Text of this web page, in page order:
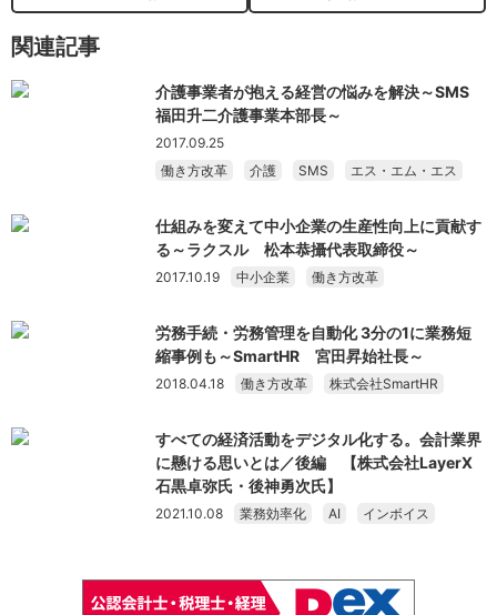
関連記事
介護事業者が抱える経営の悩みを解決～SMS
福田升二介護事業本部長～
2017.09.25
働き方改革
介護 SMS エス・エム・エス
仕組みを変えて中小企業の生産性向上に貢献す
る～ラクスル 松本恭攝代表取締役～
2017.10.19 中小企業 働き方改革
労務手続・労務管理を自動化 3分の1に業務短
縮事例も～SmartHR 宮田昇始社長～
2018.04.18 働き方改革 株式会社SmartHR
すべての経済活動をデジタル化する。会計業界
に懸ける思いとは／後編 【株式会社LayerX
石黒卓弥氏・後神勇次氏】
2021.10.08 業務効率化 AI インボイス